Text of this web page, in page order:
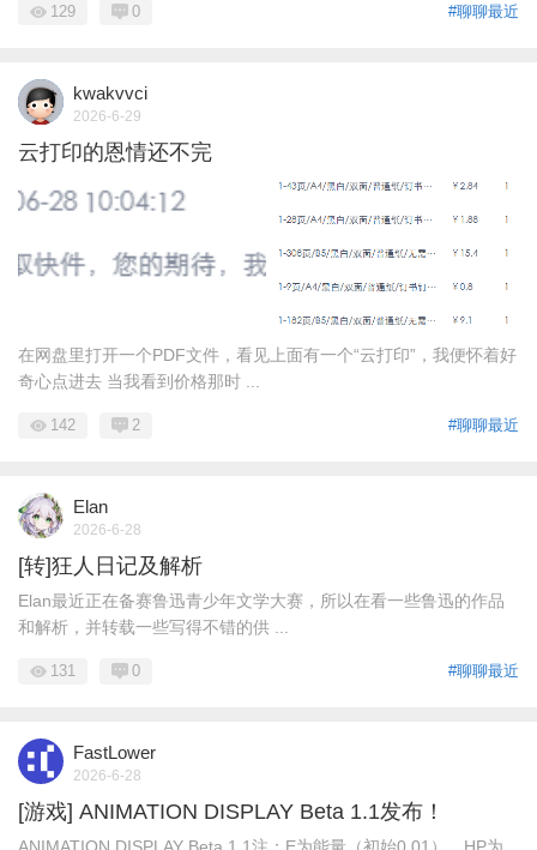
#聊聊最近
129 0
kwakvvci
2026-6-29
云打印的恩情还不完
在网盘里打开一个PDF文件，看见上面有一个“云打印”，我便怀着好
奇心点进去 当我看到价格那时 ...
#聊聊最近
142 2
Elan
2026-6-28
[转]狂人日记及解析
Elan最近正在备赛鲁迅青少年文学大赛，所以在看一些鲁迅的作品
和解析，并转载一些写得不错的供 ...
#聊聊最近
131 0
FastLower
2026-6-28
[游戏] ANIMATION DISPLAY Beta 1.1发布！